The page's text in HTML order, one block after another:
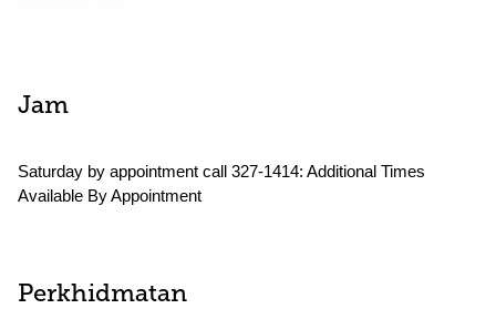
Jam
Saturday by appointment call 327-1414: Additional Times
Available By Appointment
Perkhidmatan